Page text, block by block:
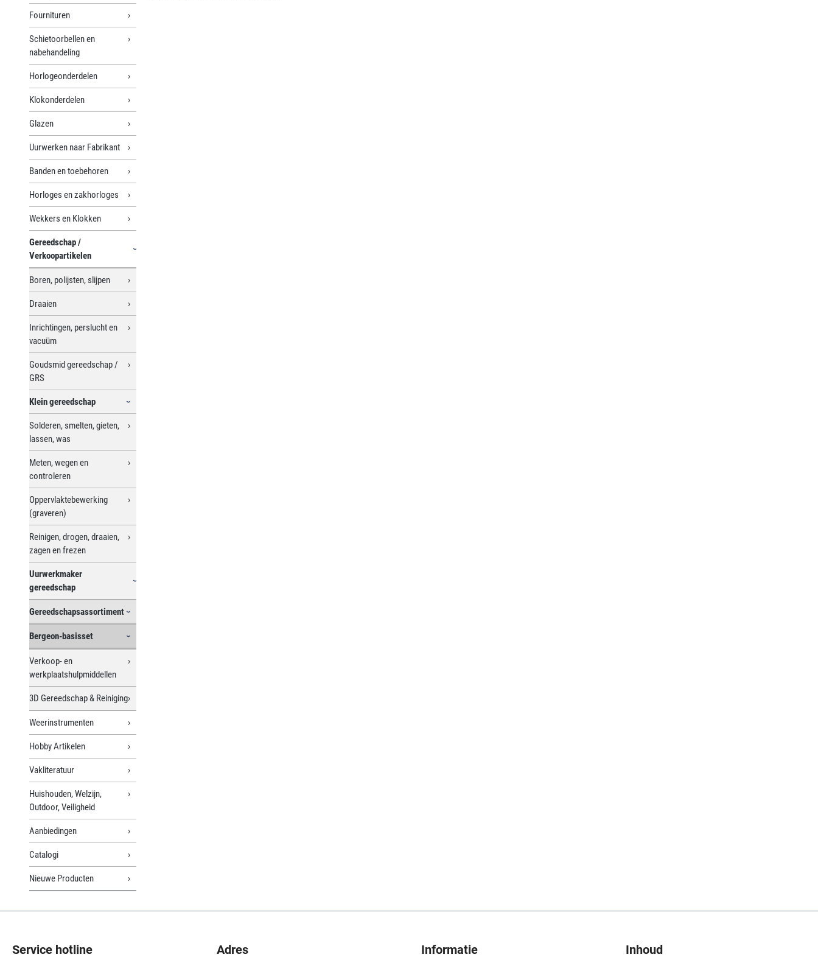
Fournituren
Schietoorbellen en
nabehandeling
Horlogeonderdelen
Klokonderdelen
Glazen
Uurwerken naar Fabrikant
Banden en toebehoren
Horloges en zakhorloges
Wekkers en Klokken
Gereedschap /
Verkoopartikelen
Boren, polijsten, slijpen
Draaien
Inrichtingen, perslucht en
vacuüm
Goudsmid gereedschap /
GRS
Klein gereedschap
Solderen, smelten, gieten,
lassen, was
Meten, wegen en
controleren
Oppervlaktebewerking
(graveren)
Reinigen, drogen, draaien,
zagen en frezen
Uurwerkmaker
gereedschap
Gereedschapsassortiment
Bergeon-basisset
Verkoop- en
werkplaatshulpmiddellen
3D Gereedschap & Reiniging
Weerinstrumenten
Hobby Artikelen
Vakliteratuur
Huishouden, Welzijn,
Outdoor, Veiligheid
Aanbiedingen
Catalogi
Nieuwe Producten
Service hotline Adres Informatie Inhoud